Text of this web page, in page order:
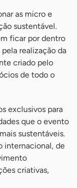
as micro e
sustentável.
ficar por dentro
realização da
criado pelo
de todo o
exclusivos para
que o evento
sustentáveis.
internacional, de
criativas,